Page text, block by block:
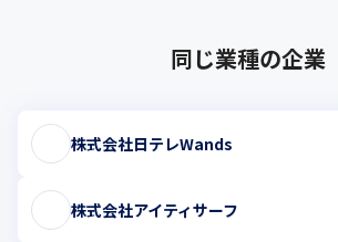
同じ業種の企業
株式会社日テレWands
株式会社アイティサーフ